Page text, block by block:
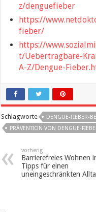
z/denguefieber
https://
fieber/
https://
t/Uebertragbare-
A-Z/Dengue-
Schlagworte DENGUE-FIEBER-
PRÄVENTION VON DENGUE-
vorherig
Barrierefreies Wohnen
Tipps für einen
uneingeschränkten